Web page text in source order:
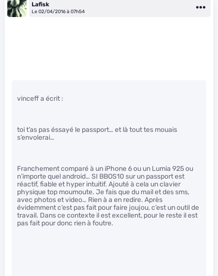
Lafisk
Le 02/04/2016 à 07h54
vinceff a écrit :
toi t’as pas éssayé le passport… et là tout tes mouais
s’envolerai…
Franchement comparé à un iPhone 6 ou un Lumia 925 ou
n’importe quel android… SI BBOS10 sur un passport est
réactif, fiable et hyper intuitif. Ajouté à cela un clavier
physique top moumoute. Je fais que du mail et des sms,
avec photos et video… Rien à a en redire. Après
évidemment c’est pas fait pour faire joujou, c’est un outil de
travail. Dans ce contexte il est excellent, pour le reste il est
pas fait pour donc rien à foutre.